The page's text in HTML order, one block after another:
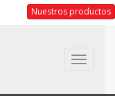
Nuestros productos
Toggle